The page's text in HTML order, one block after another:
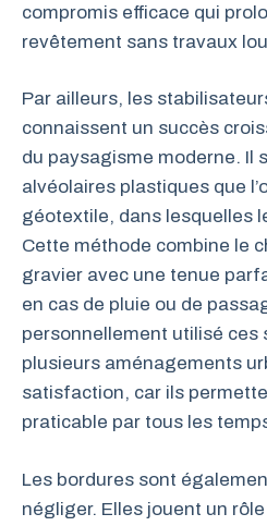
compromis efficace qui
revêtement sans travaux
Par ailleurs, les
connaissent un succès
du paysagisme moderne. Il
alvéolaires plastiques que
géotextile, dans lesquelles
Cette méthode combine le
gravier avec une tenue
en cas de pluie ou de
personnellement utilisé ces
plusieurs aménagements
satisfaction, car ils
praticable par tous les
Les bordures sont
négliger. Elles jouent un